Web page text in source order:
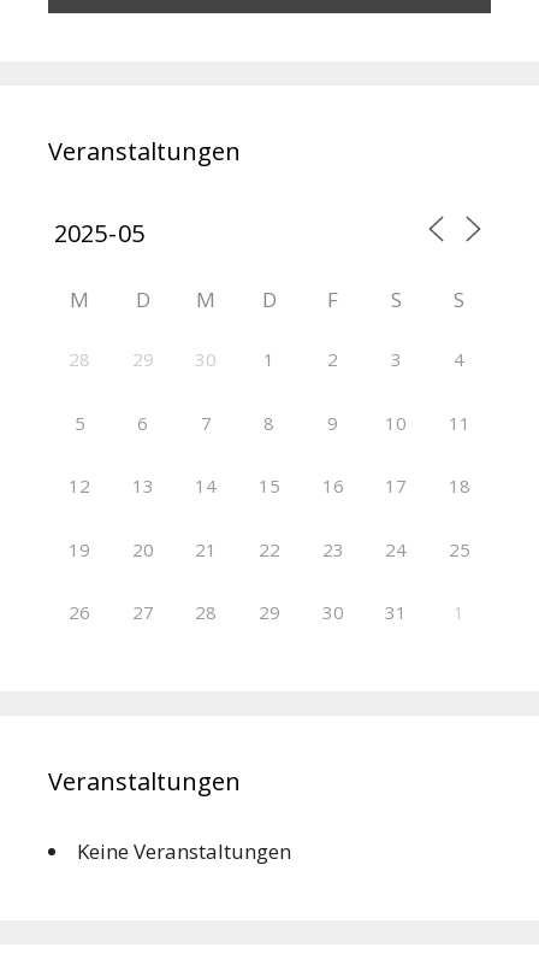
Veranstaltungen
M D M D F S S
28 29 30 1 2 3 4
5 6 7 8 9 10 11
12 13 14 15 16 17 18
19 20 21 22 23 24 25
26 27 28 29 30 31 1
Veranstaltungen
Keine Veranstaltungen